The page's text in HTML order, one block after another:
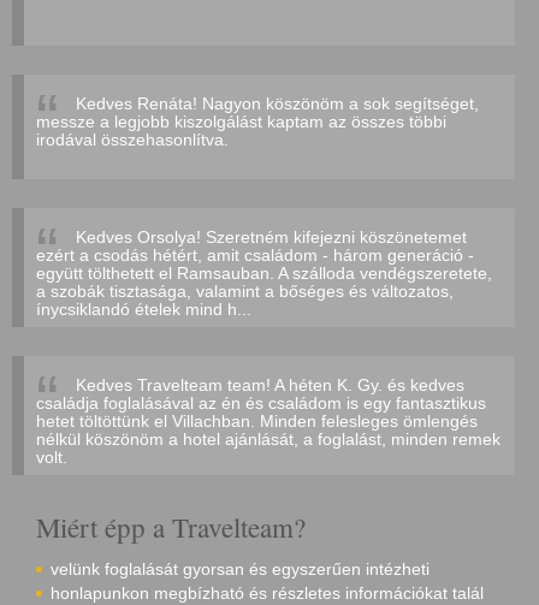
Kedves Renáta! Nagyon köszönöm a sok segítséget,
messze a legjobb kiszolgálást kaptam az összes többi
irodával összehasonlítva.
Kedves Orsolya! Szeretném kifejezni köszönetemet
ezért a csodás hétért, amit családom - három generáció -
együtt tölthetett el Ramsauban. A szálloda vendégszeretete,
a szobák tisztasága, valamint a bőséges és változatos,
ínycsiklandó ételek mind h...
Kedves Travelteam team! A héten K. Gy. és kedves
családja foglalásával az én és családom is egy fantasztikus
hetet töltöttünk el Villachban. Minden felesleges ömlengés
nélkül köszönöm a hotel ajánlását, a foglalást, minden remek
volt.
Miért épp a Travelteam?
velünk foglalását gyorsan és egyszerűen intézheti
honlapunkon megbízható és részletes információkat talál